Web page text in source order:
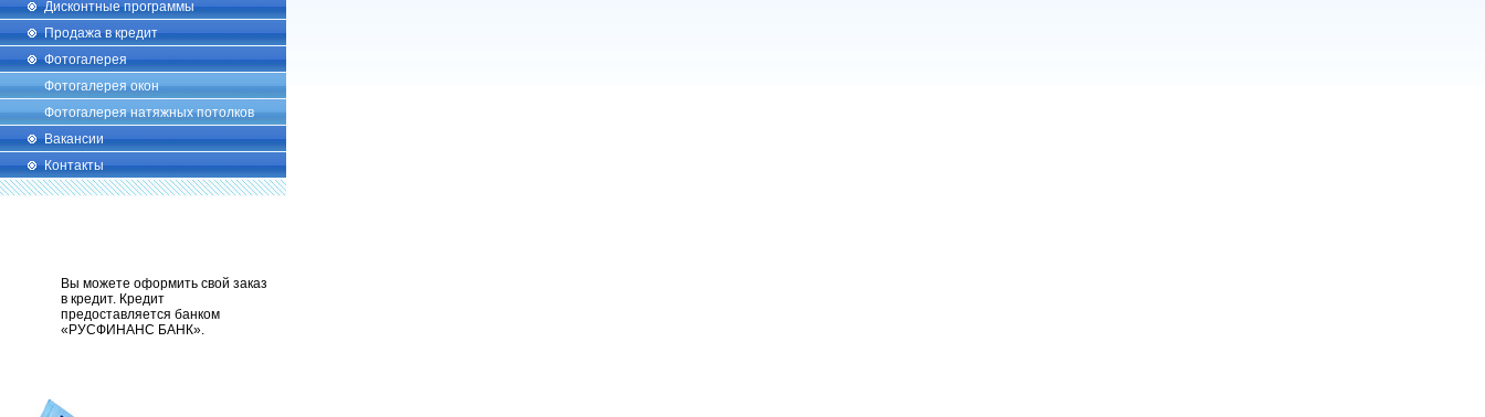
Дисконтные программы
Продажа в кредит
Фотогалерея
Фотогалерея окон
Фотогалерея натяжных потолков
Вакансии
Контакты
Вы можете оформить свой заказ
в кредит. Кредит
предоставляется банком
«РУСФИНАНС БАНК».